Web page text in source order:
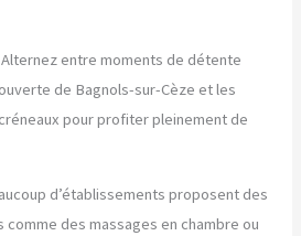
entre moments de détente
de Bagnols-sur-Cèze et les
pour profiter pleinement de
d’établissements proposent des
des massages en chambre ou